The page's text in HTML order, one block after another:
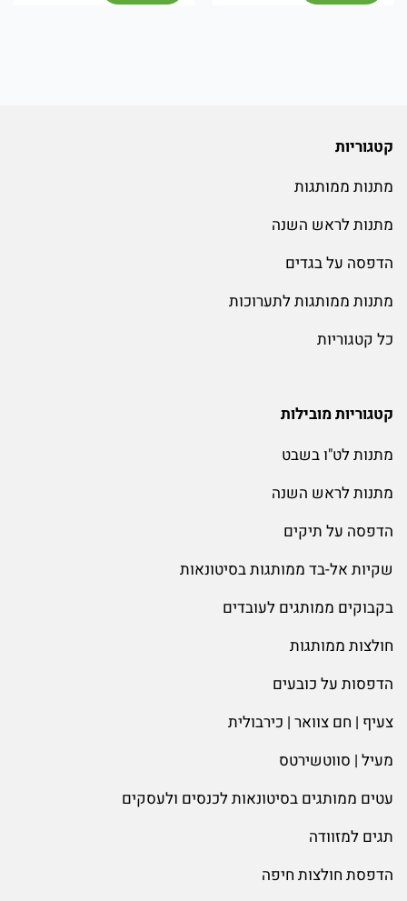
קטגוריות
מתנות ממותגות
מתנות לראש השנה
הדפסה על בגדים
מתנות ממותגות לתערוכות
כל קטגוריות
קטגוריות מובילות
מתנות לט"ו בשבט
מתנות לראש השנה
הדפסה על תיקים
שקיות אל-בד ממותגות בסיטונאות
בקבוקים ממותגים לעובדים
חולצות ממותגות
הדפסות על כובעים
צעיף | חם צוואר | כירבולית
מעיל | סווטשירטס
עטים ממותגים בסיטונאות לכנסים ולעסקים
תגים למזוודה
הדפסת חולצות חיפה